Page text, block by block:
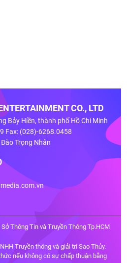
CO., LTD
Bảy Hiền, thành phố Hồ Chí Minh
Fax: (028)-6268.0458
Trọng Nhân
Thông Tin và Truyền Thông Tp.HCM
Truyền thông và giải trí Sao Thủy.
nếu không có sự chấp thuận bằng